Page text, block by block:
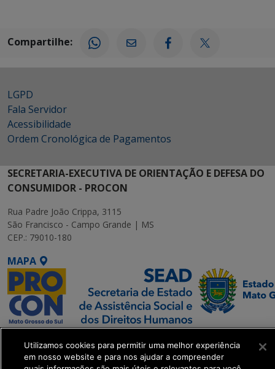
Compartilhe:
LGPD
Fala Servidor
Acessibilidade
Ordem Cronológica de Pagamentos
SECRETARIA-EXECUTIVA DE ORIENTAÇÃO E DEFESA DO
CONSUMIDOR - PROCON
Rua Padre João Crippa, 3115
São Francisco - Campo Grande | MS
CEP.: 79010-180
MAPA
SETDIG | Secretaria-
Executiva de
Utilizamos cookies para permitir uma melhor experiência
em nosso website e para nos ajudar a compreender